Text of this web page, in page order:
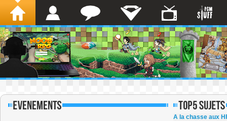
A la chasse aux